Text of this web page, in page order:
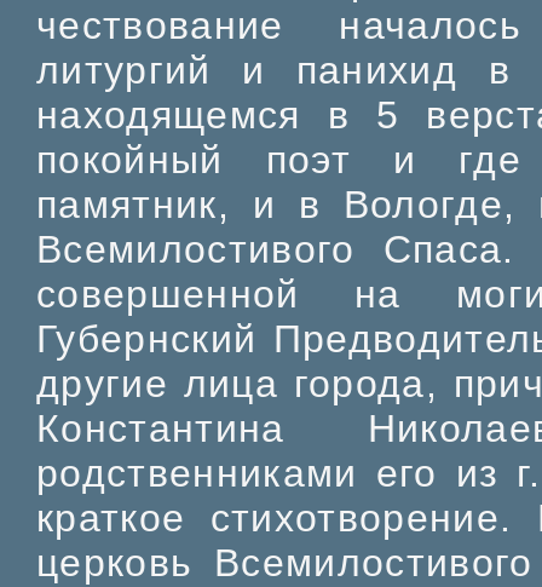
чествование
литургий и панихид в
находящемся в 5
покойный поэт и где
памятник, и в Вологде,
Всемилостивого
совершенной на
Губернский
другие лица города,
Константина
родственниками его из
краткое
церковь